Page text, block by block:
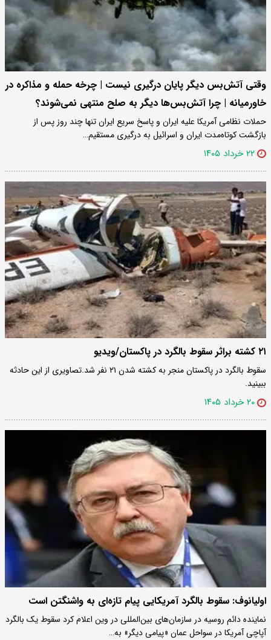
وقتی آتش‌بس دیگر پایان درگیری نیست | چرخه حمله و مذاکره در
خاورمیانه | چرا آتش‌بس‌ها دیگر به صلح منتهی نمی‌شوند؟
حملات نظامی آمریکا علیه ایران و پاسخ سریع ایران تنها چند روز پس از
بازگشت کوتاه‌مدت ایران و اسرائیل به درگیری مستقیم…
۲۲ خرداد ۱۴۰۵
۲۱ کشته براثر سقوط بالگرد در پاکستان/ویدیو
سقوط بالگرد در پاکستان منجر به کشته شدن ۲۱ نفر شد.تصاویری از این حادثه
ببینید.
۲۰ خرداد ۱۴۰۵
اولیانوف: سقوط بالگرد آمریکایی پیام تازه‌ای به واشنگتن است
نماینده دائم روسیه در سازمان‌های بین‌المللی در وین اعلام کرد سقوط یک بالگرد
آپاچی آمریکا در سواحل عمان «پیامی دیگر» به…